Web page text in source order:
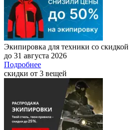
Экипировка для техники со скидкой
до 31 августа 2026
Подробнее
скидки от 3 вещей